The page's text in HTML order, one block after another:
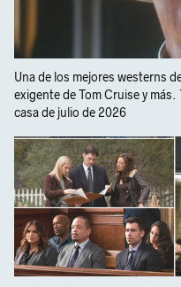
Una de los mejores westerns
exigente de Tom Cruise y
casa de julio de 2026